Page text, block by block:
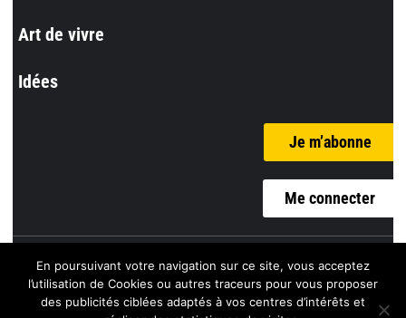
Art de vivre
Idées
Je m’abonne
Me connecter
© l’Incorrect
Mentions Légales | Politique de confidentialité | CGV
En poursuivant votre navigation sur ce site, vous acceptez
l’utilisation de Cookies ou autres traceurs pour vous proposer
des publicités ciblées adaptés à vos centres d’intérêts et